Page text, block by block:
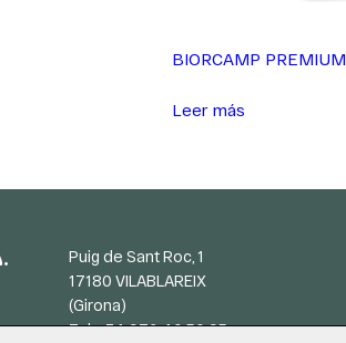
BIORCAMP PREMIUM
Leer más
Puig de Sant Roc, 1
17180 VILABLAREIX
(Girona)
Tel. +34 972 40 50 95